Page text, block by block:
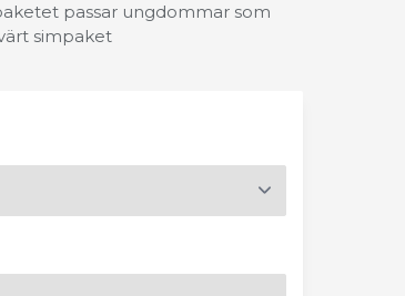
passar ungdommar som
simpaket